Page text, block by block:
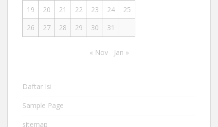
19
20 21 22 23 24
25
26
27 28 29 30 31
« Nov Jan »
Daftar Isi
Sample Page
sitemap